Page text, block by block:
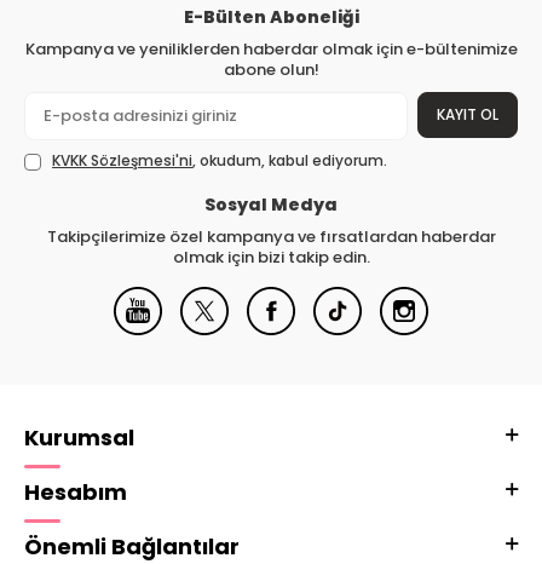
E-Bülten Aboneliği
Kampanya ve yeniliklerden haberdar olmak için e-bültenimize
abone olun!
KAYIT OL
KVKK Sözleşmesi'ni, okudum, kabul ediyorum.
Sosyal Medya
Takipçilerimize özel kampanya ve fırsatlardan haberdar
olmak için bizi takip edin.
Kurumsal
Hesabım
Önemli Bağlantılar